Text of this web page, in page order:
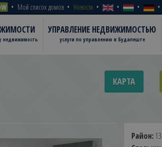
Мой список домов Новости
недвижимость
УПРАВЛЕНИЕ НЕДВИЖИМОСТЬЮ
услуги по управлению в Будапеште
КАРТА
Район: 13